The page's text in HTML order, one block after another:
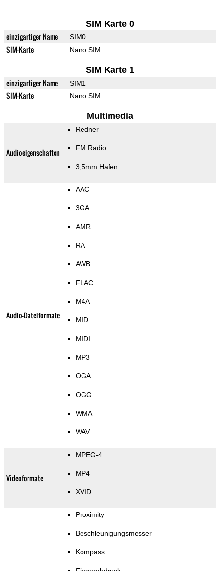
SIM Karte 0
einzigartiger Name SIM0
SIM-Karte Nano SIM
SIM Karte 1
einzigartiger Name SIM1
SIM-Karte Nano SIM
Multimedia
Audioeigenschaften
Redner
FM Radio
3,5mm Hafen
Audio-Dateiformate
AAC
3GA
AMR
RA
AWB
FLAC
M4A
MID
MIDI
MP3
OGA
OGG
WMA
WAV
Videoformate
MPEG-4
MP4
XVID
Proximity
Beschleunigungsmesser
Kompass